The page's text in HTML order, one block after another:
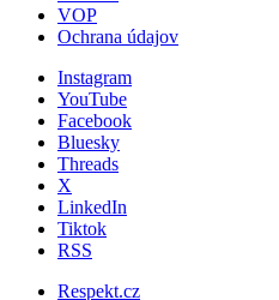
VOP
Ochrana údajov
Instagram
YouTube
Facebook
Bluesky
Threads
X
LinkedIn
Tiktok
RSS
Respekt.cz